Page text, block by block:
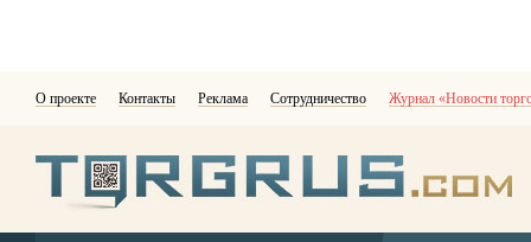
О проекте Контакты Реклама Сотрудничество Журнал «Новости